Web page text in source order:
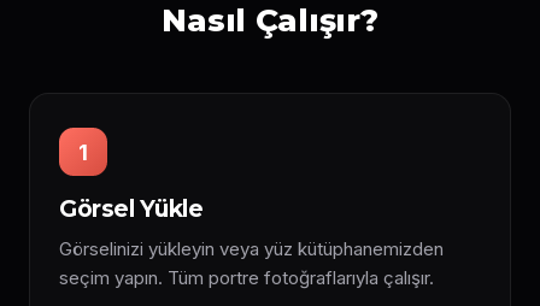
Nasıl Çalışır?
1
Görsel Yükle
Görselinizi yükleyin veya yüz kütüphanemizden
seçim yapın. Tüm portre fotoğraflarıyla çalışır.